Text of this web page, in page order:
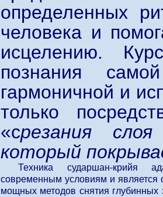
определенных
человека и
исцелению.
познания
гармоничной и
только
«срезания
который
Техника сударшан-крийя
современным условиям и является
мощных методов снятия глубинных